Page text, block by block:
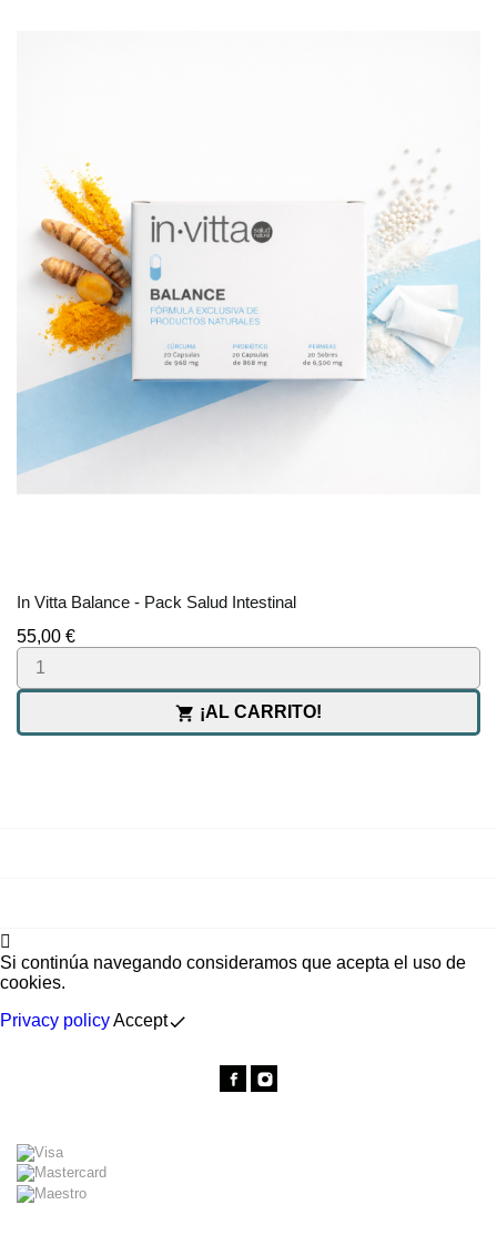
In Vitta Balance - Pack Salud Intestinal
Precio
55,00 €
 ¡AL CARRITO!

Si continúa navegando consideramos que acepta el uso de
cookies.
Privacy policyAcceptdone